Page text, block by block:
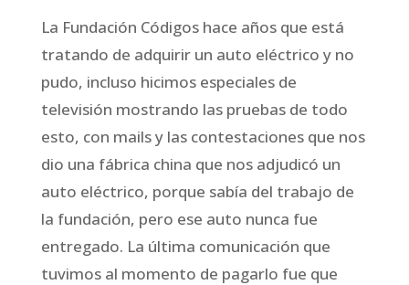
La Fundación Códigos hace años que está
tratando de adquirir un auto eléctrico y no
pudo, incluso hicimos especiales de
televisión mostrando las pruebas de todo
esto, con mails y las contestaciones que nos
dio una fábrica china que nos adjudicó un
auto eléctrico, porque sabía del trabajo de
la fundación, pero ese auto nunca fue
entregado. La última comunicación que
tuvimos al momento de pagarlo fue que